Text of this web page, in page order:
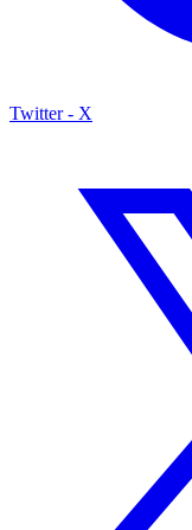
Twitter - X